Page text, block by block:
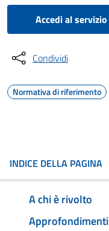
Accedi al servizio
Condividi
Normativa di riferimento
INDICE DELLA PAGINA
A chi è rivolto
Approfondimenti